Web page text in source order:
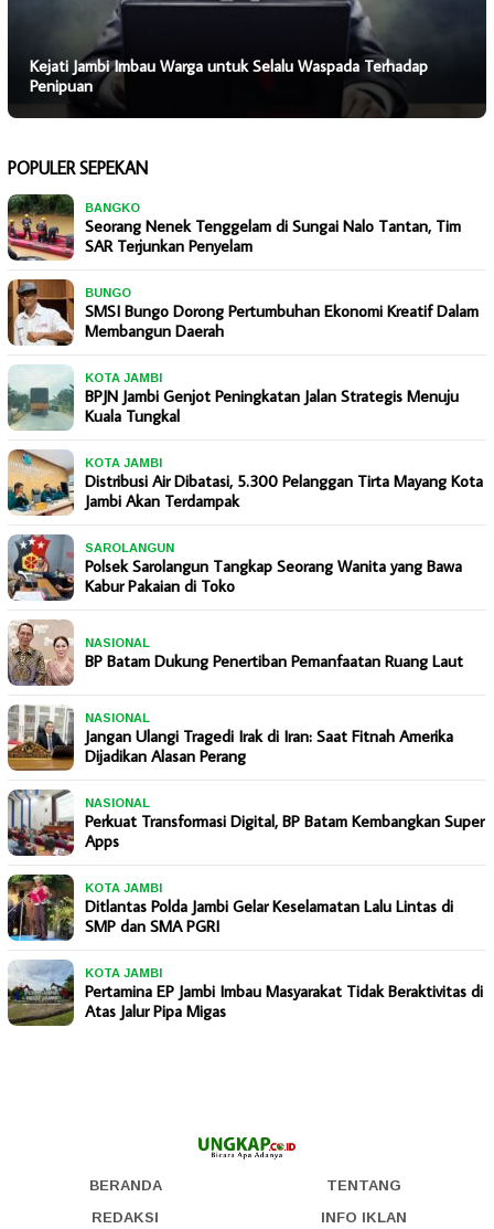
Kejati Jambi Imbau Warga untuk Selalu Waspada Terhadap
Penipuan
POPULER SEPEKAN
BANGKO
Seorang Nenek Tenggelam di Sungai Nalo Tantan, Tim
SAR Terjunkan Penyelam
BUNGO
SMSI Bungo Dorong Pertumbuhan Ekonomi Kreatif Dalam
Membangun Daerah
KOTA JAMBI
BPJN Jambi Genjot Peningkatan Jalan Strategis Menuju
Kuala Tungkal
KOTA JAMBI
Distribusi Air Dibatasi, 5.300 Pelanggan Tirta Mayang Kota
Jambi Akan Terdampak
SAROLANGUN
Polsek Sarolangun Tangkap Seorang Wanita yang Bawa
Kabur Pakaian di Toko
NASIONAL
BP Batam Dukung Penertiban Pemanfaatan Ruang Laut
NASIONAL
Jangan Ulangi Tragedi Irak di Iran: Saat Fitnah Amerika
Dijadikan Alasan Perang
NASIONAL
Perkuat Transformasi Digital, BP Batam Kembangkan Super
Apps
KOTA JAMBI
Ditlantas Polda Jambi Gelar Keselamatan Lalu Lintas di
SMP dan SMA PGRI
KOTA JAMBI
Pertamina EP Jambi Imbau Masyarakat Tidak Beraktivitas di
Atas Jalur Pipa Migas
BERANDA
TENTANG
REDAKSI
INFO IKLAN